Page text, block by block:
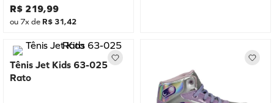
R$ 219,99
ou 7x de R$ 31,42
Tênis Jet Kids 63-025
Rato